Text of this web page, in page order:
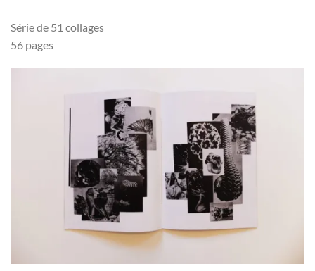
Série de 51 collages
56 pages